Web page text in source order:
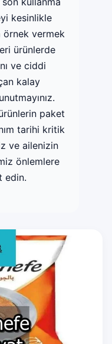
kesinlikle
örnek vermek
ürünlerde
ve ciddi
kalay
paket
tarihi kritik
ve ailenizin
önlemlere
edin.